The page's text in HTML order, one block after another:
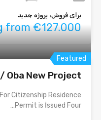
برای فروش، پروژه جدید
from €127.000
Featured
Oba New Project
Citizenship Residence
Permit is İssued Four…